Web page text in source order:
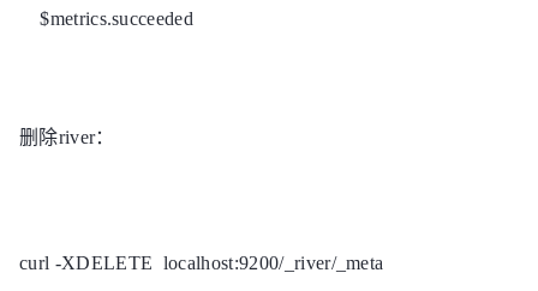
$metrics.succeeded
删除river：
curl -XDELETE localhost:9200/_river/_meta